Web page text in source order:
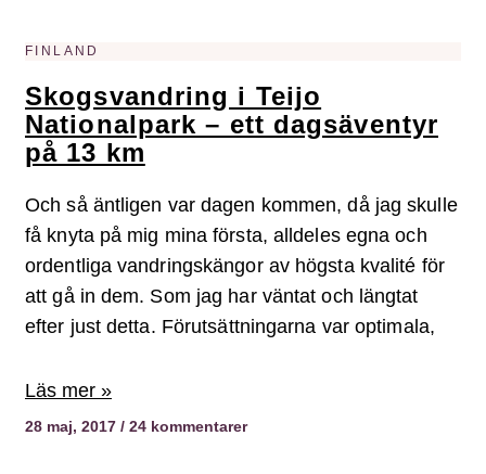
FINLAND
Skogsvandring i Teijo
Nationalpark – ett dagsäventyr
på 13 km
Och så äntligen var dagen kommen, då jag skulle
få knyta på mig mina första, alldeles egna och
ordentliga vandringskängor av högsta kvalité för
att gå in dem. Som jag har väntat och längtat
efter just detta. Förutsättningarna var optimala,
Läs mer »
28 maj, 2017 24 kommentarer